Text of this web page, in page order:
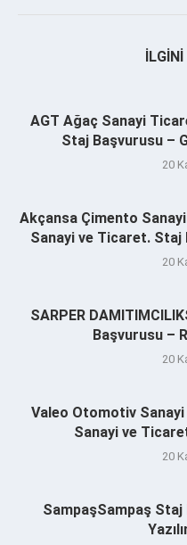
İLGINI
AGT Ağaç Sanayi
Staj Başvurusu –
20
Akçansa Çimento
Sanayi ve Ticaret. Staj
20
SARPER
Başvurusu –
20
Valeo Otomotiv
Sanayi ve
20
SampaşSampaş Staj